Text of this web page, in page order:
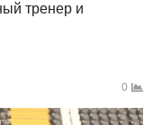
тренер и
0